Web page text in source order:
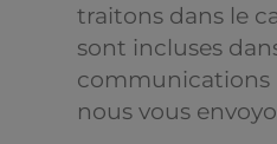
traitons dans le
sont incluses
nous vous